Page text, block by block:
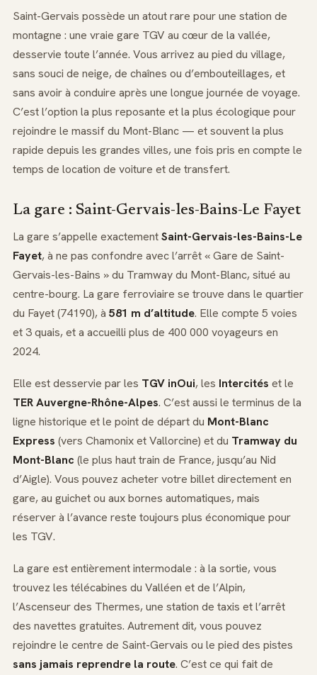
Saint-Gervais possède un atout rare pour une station de
montagne : une vraie gare TGV au cœur de la vallée,
desservie toute l’année. Vous arrivez au pied du village,
sans souci de neige, de chaînes ou d’embouteillages, et
sans avoir à conduire après une longue journée de voyage.
C’est l’option la plus reposante et la plus écologique pour
rejoindre le massif du Mont-Blanc — et souvent la plus
rapide depuis les grandes villes, une fois pris en compte le
temps de location de voiture et de transfert.
La gare : Saint-Gervais-les-Bains-Le Fayet
La gare s’appelle exactementSaint-Gervais-les-Bains-Le
Fayet, à ne pas confondre avec l’arrêt « Gare de Saint-
Gervais-les-Bains » du Tramway du Mont-Blanc, situé au
centre-bourg. La gare ferroviaire se trouve dans le quartier
du Fayet (74190), à 581 m d’altitude. Elle compte 5 voies
et 3 quais, et a accueilli plus de 400 000 voyageurs en
2024.
Elle est desservie par les TGV inOui, les Intercités et le
TER Auvergne-Rhône-Alpes. C’est aussi le terminus de la
ligne historique et le point de départ du Mont-Blanc
Express (vers Chamonix et Vallorcine) et du Tramway du
Mont-Blanc (le plus haut train de France, jusqu’au Nid
d’Aigle). Vous pouvez acheter votre billet directement en
gare, au guichet ou aux bornes automatiques, mais
réserver à l’avance reste toujours plus économique pour
les TGV.
La gare est entièrement intermodale : à la sortie, vous
trouvez les télécabines du Valléen et de l’Alpin,
l’Ascenseur des Thermes, une station de taxis et l’arrêt
des navettes gratuites. Autrement dit, vous pouvez
rejoindre le centre de Saint-Gervais ou le pied des pistes
sans jamais reprendre la route. C’est ce qui fait de